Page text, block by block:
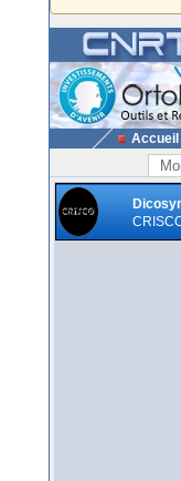
Accueil